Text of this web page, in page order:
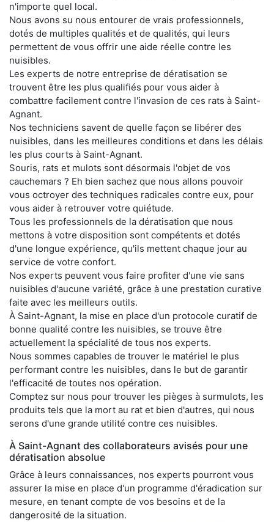
n'importe quel local.
Nous avons su nous entourer de vrais professionnels,
dotés de multiples qualités et de qualités, qui leurs
permettent de vous offrir une aide réelle contre les
nuisibles.
Les experts de notre entreprise de dératisation se
trouvent être les plus qualifiés pour vous aider à
combattre facilement contre l'invasion de ces rats à Saint-
Agnant.
Nos techniciens savent de quelle façon se libérer des
nuisibles, dans les meilleures conditions et dans les délais
les plus courts à Saint-Agnant.
Souris, rats et mulots sont désormais l'objet de vos
cauchemars ? Eh bien sachez que nous allons pouvoir
vous octroyer des techniques radicales contre eux, pour
vous aider à retrouver votre quiétude.
Tous les professionnels de la dératisation que nous
mettons à votre disposition sont compétents et dotés
d'une longue expérience, qu'ils mettent chaque jour au
service de votre confort.
Nos experts peuvent vous faire profiter d'une vie sans
nuisibles d'aucune variété, grâce à une prestation curative
faite avec les meilleurs outils.
À Saint-Agnant, la mise en place d'un protocole curatif de
bonne qualité contre les nuisibles, se trouve être
actuellement la spécialité de tous nos experts.
Nous sommes capables de trouver le matériel le plus
performant contre les nuisibles, dans le but de garantir
l'efficacité de toutes nos opération.
Comptez sur nous pour trouver les pièges à surmulots, les
produits tels que la mort au rat et bien d'autres, qui nous
serons d'une grande utilité contre ces nuisibles.
À Saint-Agnant des collaborateurs avisés pour une
dératisation absolue
Grâce à leurs connaissances, nos experts pourront vous
assurer la mise en place d'un programme d'éradication sur
mesure, en tenant compte de vos besoins et de la
dangerosité de la situation.